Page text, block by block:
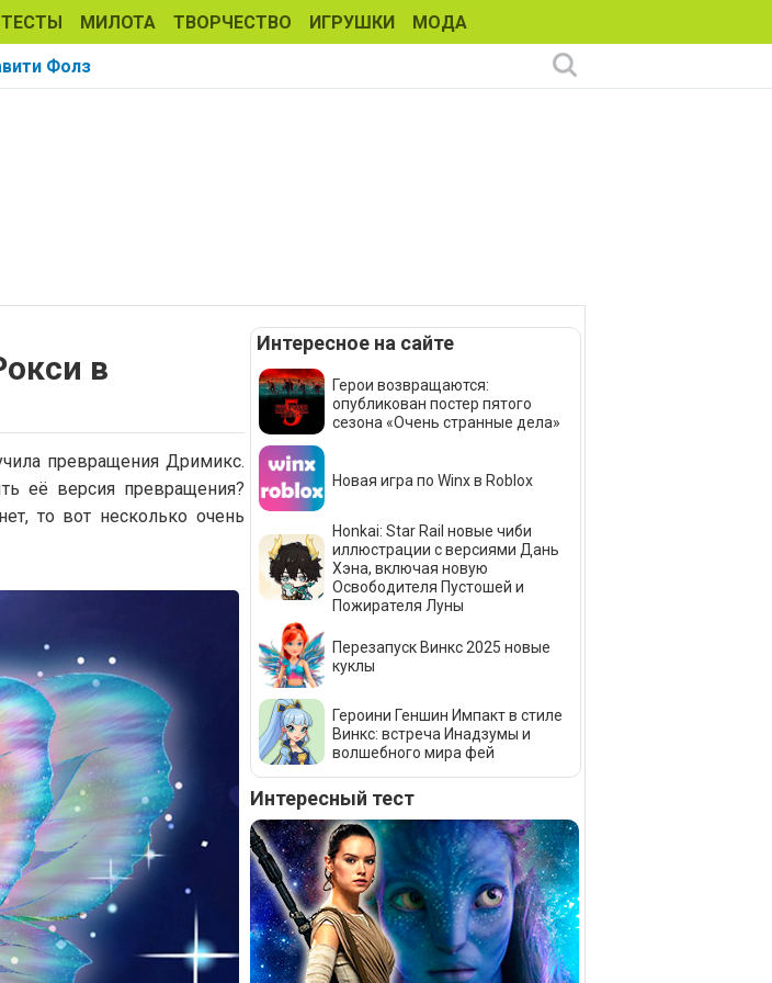
ТЕСТЫ МИЛОТА ТВОРЧЕСТВО ИГРУШКИ МОДА
Фолз
в
превращения Дримикс.
её версия превращения?
то вот несколько очень
Интересное на сайте
Герои возвращаются:
опубликован постер пятого
сезона «Очень странные дела»
Новая игра по Winx в Roblox
Honkai: Star Rail новые чиби
иллюстрации с версиями Дань
Хэна, включая новую
Освободителя Пустошей и
Пожирателя Луны
Перезапуск Винкс 2025 новые
куклы
Героини Геншин Импакт в стиле
Винкс: встреча Инадзумы и
волшебного мира фей
Интересный тест